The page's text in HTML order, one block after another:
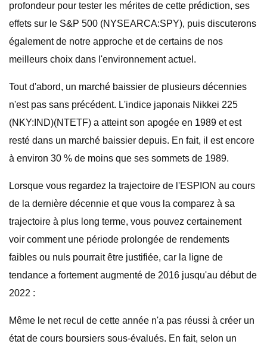
profondeur pour tester les mérites de cette prédiction, ses
effets sur le S&P 500 (NYSEARCA:SPY), puis discuterons
également de notre approche et de certains de nos
meilleurs choix dans l'environnement actuel.
Tout d'abord, un marché baissier de plusieurs décennies
n'est pas sans précédent. L'indice japonais Nikkei 225
(NKY:IND)(NTETF) a atteint son apogée en 1989 et est
resté dans un marché baissier depuis. En fait, il est encore
à environ 30 % de moins que ses sommets de 1989.
Lorsque vous regardez la trajectoire de l'ESPION au cours
de la dernière décennie et que vous la comparez à sa
trajectoire à plus long terme, vous pouvez certainement
voir comment une période prolongée de rendements
faibles ou nuls pourrait être justifiée, car la ligne de
tendance a fortement augmenté de 2016 jusqu'au début de
2022 :
Même le net recul de cette année n'a pas réussi à créer un
état de cours boursiers sous-évalués. En fait, selon un